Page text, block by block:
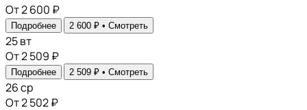
От 2 600 ₽
Подробнее 2 600 ₽ • Смотреть
25вт
От 2 509 ₽
Подробнее 2 509 ₽ • Смотреть
26ср
От 2 502 ₽